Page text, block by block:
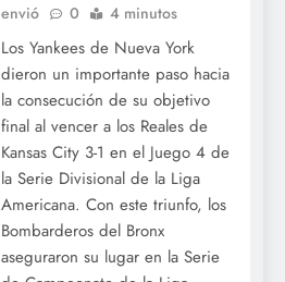
envió
0 4 minutos
Los Yankees de Nueva York
dieron un importante paso hacia
la consecución de su objetivo
final al vencer a los Reales de
Kansas City 3-1 en el Juego 4 de
la Serie Divisional de la Liga
Americana. Con este triunfo, los
Bombarderos del Bronx
aseguraron su lugar en la Serie